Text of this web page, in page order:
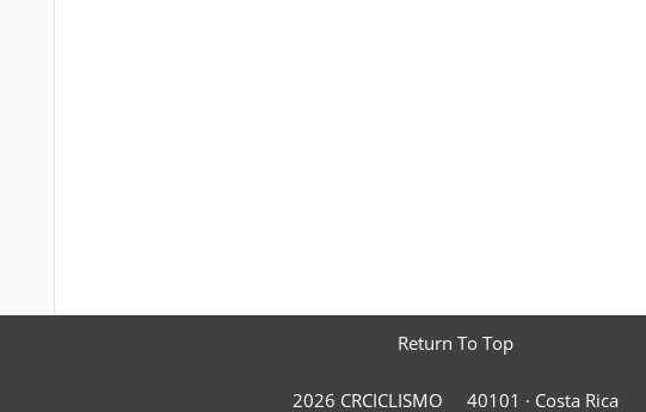
Return To Top
2026 CRCICLISMO 40101 · Costa Rica